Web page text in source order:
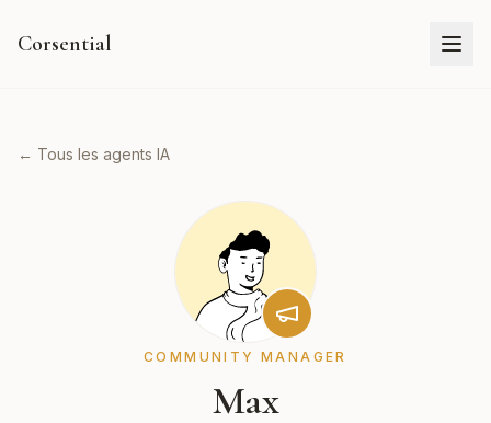
Corsential
← Tous les agents IA
COMMUNITY MANAGER
Max